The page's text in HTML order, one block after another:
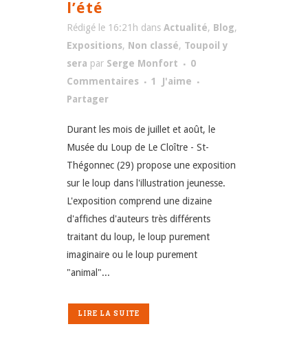
l’été
Rédigé le 16:21h dans Actualité, Blog,
Expositions, Non classé, Toupoil y
sera par Serge Monfort
0
Commentaires
1
J'aime
Partager
Durant les mois de juillet et août, le
Musée du Loup de Le Cloître - St-
Thégonnec (29) propose une exposition
sur le loup dans l'illustration jeunesse.
L'exposition comprend une dizaine
d'affiches d'auteurs très différents
traitant du loup, le loup purement
imaginaire ou le loup purement
"animal"...
LIRE LA SUITE